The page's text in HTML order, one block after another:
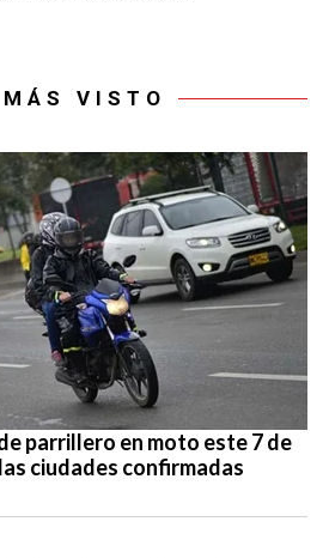
VISTO
parrillero en moto este 7 de
ciudades confirmadas